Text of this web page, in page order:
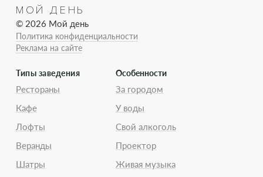
МОЙ ДЕНЬ
© 2026 Мой день
Политика конфиденциальности
Реклама на сайте
Типы заведения
Рестораны
Кафе
Лофты
Веранды
Шатры
Особенности
За городом
У воды
Свой алкоголь
Проектор
Живая музыка